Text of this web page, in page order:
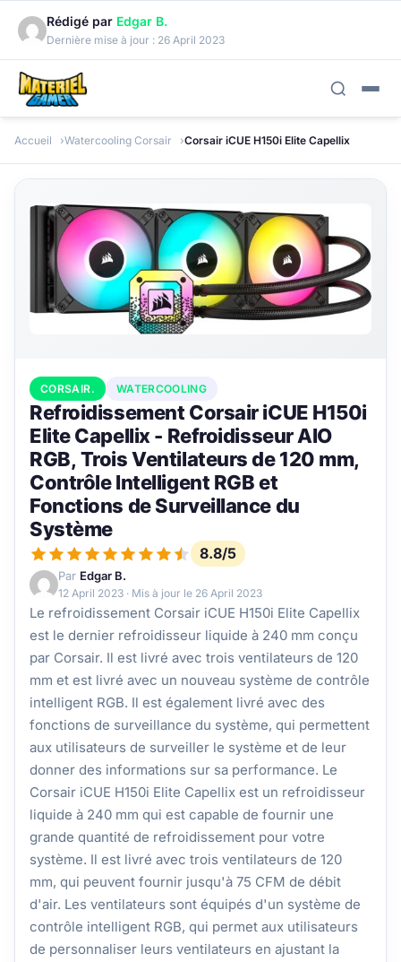
Rédigé par Edgar B.
Dernière mise à jour : 26 April 2023
Accueil Watercooling Corsair Corsair iCUE H150i Elite Capellix
CORSAIR. WATERCOOLING
Refroidissement Corsair iCUE H150i
Elite Capellix - Refroidisseur AIO
RGB, Trois Ventilateurs de 120 mm,
Contrôle Intelligent RGB et
Fonctions de Surveillance du
Système
8.8/5
Par Edgar B.
12 April 2023 · Mis à jour le 26 April 2023
Le refroidissement Corsair iCUE H150i Elite Capellix
est le dernier refroidisseur liquide à 240 mm conçu
par Corsair. Il est livré avec trois ventilateurs de 120
mm et est livré avec un nouveau système de contrôle
intelligent RGB. Il est également livré avec des
fonctions de surveillance du système, qui permettent
aux utilisateurs de surveiller le système et de leur
donner des informations sur sa performance. Le
Corsair iCUE H150i Elite Capellix est un refroidisseur
liquide à 240 mm qui est capable de fournir une
grande quantité de refroidissement pour votre
système. Il est livré avec trois ventilateurs de 120
mm, qui peuvent fournir jusqu'à 75 CFM de débit
d'air. Les ventilateurs sont équipés d'un système de
contrôle intelligent RGB, qui permet aux utilisateurs
de personnaliser leurs ventilateurs en ajustant la